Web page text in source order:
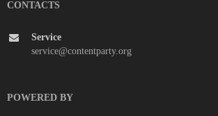
CONTACTS
Service
service@contentparty.org
POWERED BY